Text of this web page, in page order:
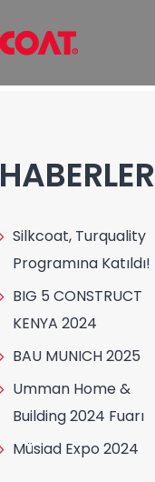
HABERLER
Silkcoat, Turquality
Programına Katıldı!
BIG 5 CONSTRUCT
KENYA 2024
BAU MUNICH 2025
Umman Home &
Building 2024 Fuarı
Müsiad Expo 2024